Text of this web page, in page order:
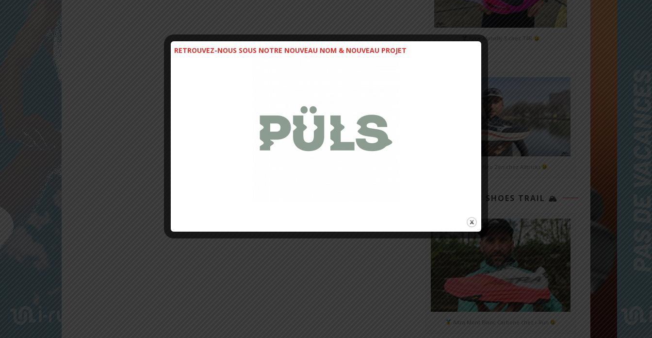
Nike Alphafly 3 chez T4R
Mizuno Neo Zen chez Alltricks
TOP 3 SHOES TRAIL 🏔
Altra Mont Blanc Carbone chez i-Run
RETROUVEZ-NOUS SOUS NOTRE NOUVEAU NOM & NOUVEAU PROJET